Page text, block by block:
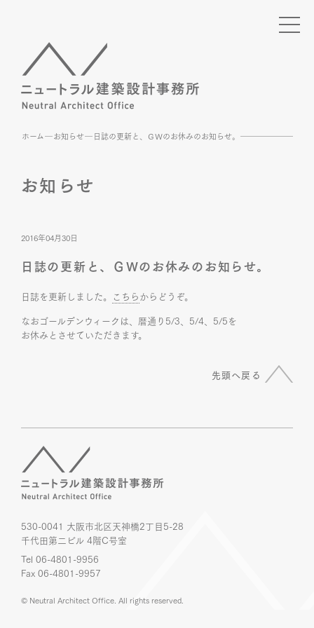
ホーム お知らせ 日誌の更新と、ＧＷのお休みのお知らせ。
お知らせ
2016年04月30日
日誌の更新と、ＧＷのお休みのお知らせ。
日誌を更新しました。 こちらからどうぞ。
なおゴールデンウィークは、暦通り5/3、5/4、5/5を
お休みとさせていただきます。
先頭へ戻る
530-0041 大阪市北区天神橋2丁目5-28
千代田第二ビル 4階C号室
Tel 06-4801-9956
Fax 06-4801-9957
© Neutral Architect Office. All rights reserved.